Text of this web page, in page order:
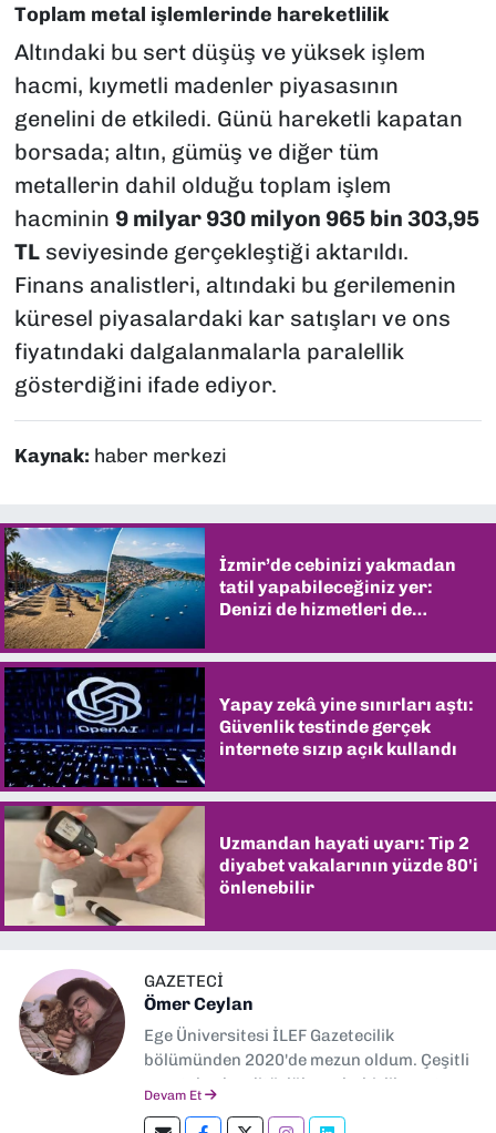
Toplam metal işlemlerinde hareketlilik
Altındaki bu sert düşüş ve yüksek işlem
hacmi, kıymetli madenler piyasasının
genelini de etkiledi. Günü hareketli kapatan
borsada; altın, gümüş ve diğer tüm
metallerin dahil olduğu toplam işlem
hacminin 9 milyar 930 milyon 965 bin 303,95
TLseviyesinde gerçekleştiği aktarıldı.
Finans analistleri, altındaki bu gerilemenin
küresel piyasalardaki kar satışları ve ons
fiyatındaki dalgalanmalarla paralellik
gösterdiğini ifade ediyor.
Kaynak: haber merkezi
İzmir’de cebinizi yakmadan
tatil yapabileceğiniz yer:
Denizi de hizmetleri de
Yapay zekâ yine sınırları aştı:
Güvenlik testinde gerçek
internete sızıp açık kullandı
Uzmandan hayati uyarı: Tip 2
diyabet vakalarının yüzde 80'i
önlenebilir
GAZETECİ
Ömer Ceylan
Ege Üniversitesi İLEF Gazetecilik
bölümünden 2020'de mezun oldum. Çeşitli
gazetelerde editörlük, muhabirlik yaptım.
Devam Et